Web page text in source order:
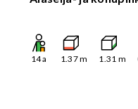
14a 1.37m 1.31 m